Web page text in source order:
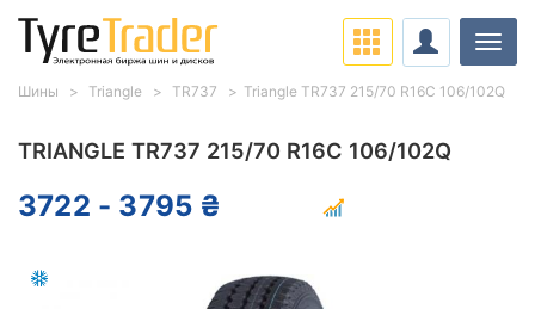
TRIANGLE TR737 215/70 R16C 106/102Q
3722 - 3795 ₴
Шины Triangle TR737 Triangle TR737 215/70 R16C 106/102Q